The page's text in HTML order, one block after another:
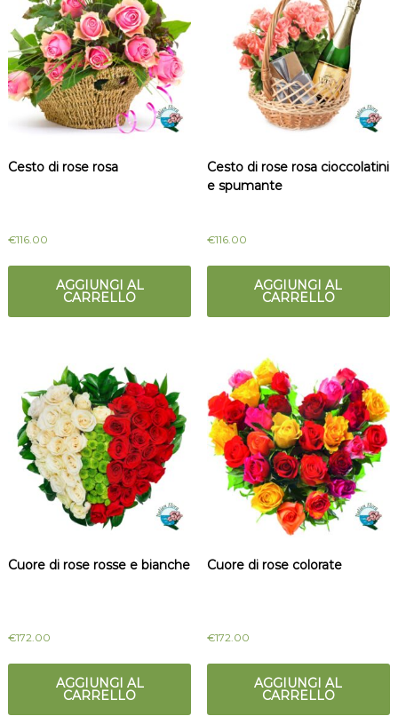
Cesto di rose rosa
€116.00
AGGIUNGI AL
CARRELLO
Cesto di rose rosa cioccolatini
e spumante
€116.00
AGGIUNGI AL
CARRELLO
Cuore di rose rosse e bianche
€172.00
AGGIUNGI AL
CARRELLO
Cuore di rose colorate
€172.00
AGGIUNGI AL
CARRELLO